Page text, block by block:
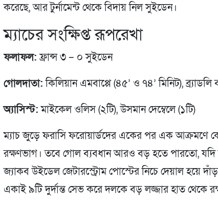
করেছে, আর টুর্নামেন্ট থেকে বিদায় নিল সুইডেন।
ম্যাচের সংক্ষিপ্ত রূপরেখা
ফলাফল:ফ্রান্স ৩ – ০ সুইডেন
গোলদাতা:কিলিয়ান এমবাপ্পে (৪৫’ ও ৭৪’ মিনিট),
অ্যাসিস্ট:মাইকেল ওলিস (২টি), উসমান দেম্বেলে (১টি)
ম্যাচ জুড়ে ফরাসি ফরোয়ার্ডদের একের পর এক আক্রমণে
রক্ষণভাগ। তবে গোল ব্যবধান আরও বড় হতে পারতো,
জ্যাকব উইডেল জেটারস্ট্রোম পোস্টের নিচে দেয়াল হয়ে
একাই ৯টি দুর্দান্ত সেভ করে দলকে বড় লজ্জার হাত থেকে